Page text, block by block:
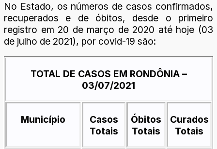
No Estado, os números de casos confirmados,
recuperados e de óbitos, desde o primeiro
registro em 20 de março de 2020 até hoje (03
de julho de 2021), por covid-19 são:
TOTAL DE CASOS EM RONDÔNIA –
03/07/2021
Município
Casos
Totais
Óbitos
Totais
Curados
Totais